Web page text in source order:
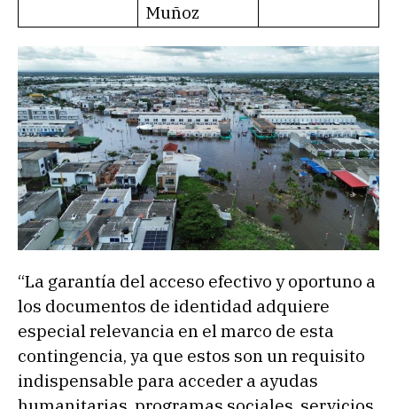
Muñoz
“La garantía del acceso efectivo y oportuno a
los documentos de identidad adquiere
especial relevancia en el marco de esta
contingencia, ya que estos son un requisito
indispensable para acceder a ayudas